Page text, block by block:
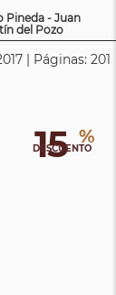
Pineda - Juan
del Pozo
| Páginas: 201
15 %
DESCUENTO